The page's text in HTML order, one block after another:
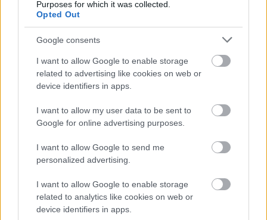
Purposes for which it was collected.
Opted Out
Google consents
I want to allow Google to enable storage
related to advertising like cookies on web or
device identifiers in apps.
I want to allow my user data to be sent to
Google for online advertising purposes.
I want to allow Google to send me
personalized advertising.
I want to allow Google to enable storage
related to analytics like cookies on web or
device identifiers in apps.
Chanel időutazása a szupermodellek
aranykorába